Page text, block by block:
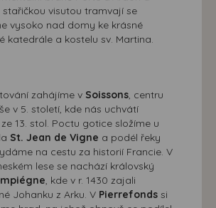
visutou tramvají se
vysoko nad domy ke krásné
katedrále a kostelu sv. Martina.
zahájíme v Soissons , centru
v 5. století, kde nás uchvátí
13. stol. Poctu gotice složíme u
St. Jean de Vigne a podél řeky
na cestu za historií Francie. V
lese se nachází královský
, kde v r. 1430 zajali
Johanku z Arku. V Pierrefonds si